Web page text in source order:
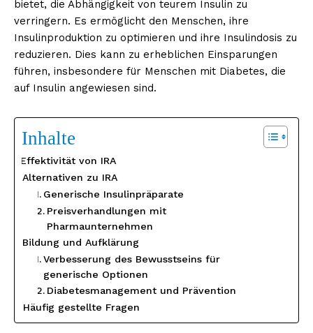
bietet, die Abhängigkeit von teurem Insulin zu
verringern. Es ermöglicht den Menschen, ihre
Insulinproduktion zu optimieren und ihre Insulindosis zu
reduzieren. Dies kann zu erheblichen Einsparungen
führen, insbesondere für Menschen mit Diabetes, die
auf Insulin angewiesen sind.
Inhalte
Effektivität von IRA
Alternativen zu IRA
Generische Insulinpräparate
Preisverhandlungen mit
Pharmaunternehmen
Bildung und Aufklärung
Verbesserung des Bewusstseins für
generische Optionen
Diabetesmanagement und Prävention
Häufig gestellte Fragen